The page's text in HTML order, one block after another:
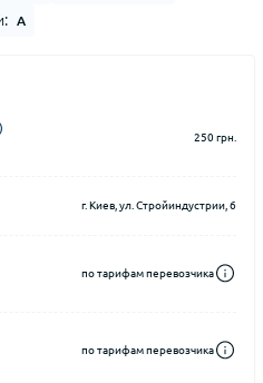
A
250 грн.
г. Киев, ул. Стройиндустрии, 6
по тарифам перевозчика
по тарифам перевозчика